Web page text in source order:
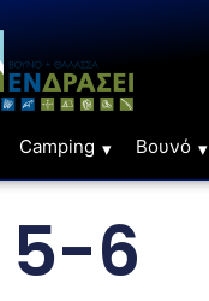
Camping Βουνό
5-6